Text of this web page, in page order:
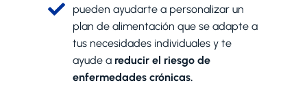
pueden ayudarte a personalizar un
plan de alimentación que se adapte a
tus necesidades individuales y te
ayude a reducir el riesgo de
enfermedades crónicas.